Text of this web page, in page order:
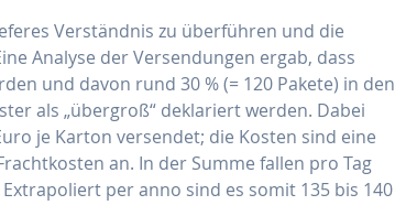
Verständnis zu überführen und die
Analyse der Versendungen ergab, dass
und davon rund 30 % (= 120 Pakete) in den
als „übergroß“ deklariert werden. Dabei
je Karton versendet; die Kosten sind eine
an. In der Summe fallen pro Tag
per anno sind es somit 135 bis 140